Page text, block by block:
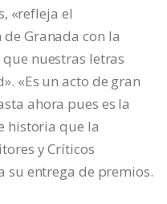
«refleja el
Granada con la
nuestras letras
«Es un acto de gran
ahora pues es la
historia que la
y Críticos
su entrega de premios.